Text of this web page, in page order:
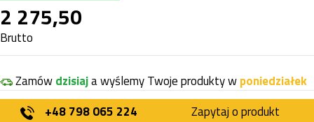
2 275,50
Brutto
Zamówdzisiaja wyślemy Twoje produkty wponiedziałek
+48 798 065 224
Zapytaj o produkt